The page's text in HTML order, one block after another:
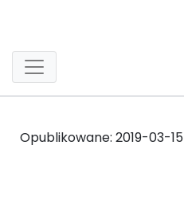
Opublikowane: 2019-03-15